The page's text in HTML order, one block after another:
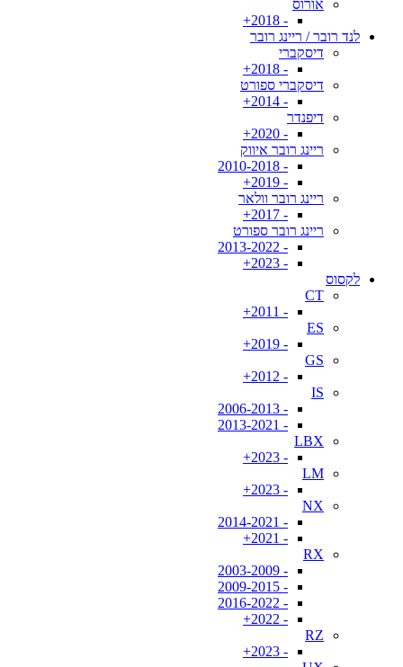
אורוס
- 2018+
לנד רובר / ריינג רובר
דיסקברי
- 2018+
דיסקברי ספורט
- 2014+
דיפנדר
- 2020+
ריינג רובר איווק
- 2010-2018
- 2019+
ריינג רובר וולאר
- 2017+
ריינג רובר ספורט
- 2013-2022
- 2023+
לקסוס
CT
- 2011+
ES
- 2019+
GS
- 2012+
IS
- 2006-2013
- 2013-2021
LBX
- 2023+
LM
- 2023+
NX
- 2014-2021
- 2021+
RX
- 2003-2009
- 2009-2015
- 2016-2022
- 2022+
RZ
- 2023+